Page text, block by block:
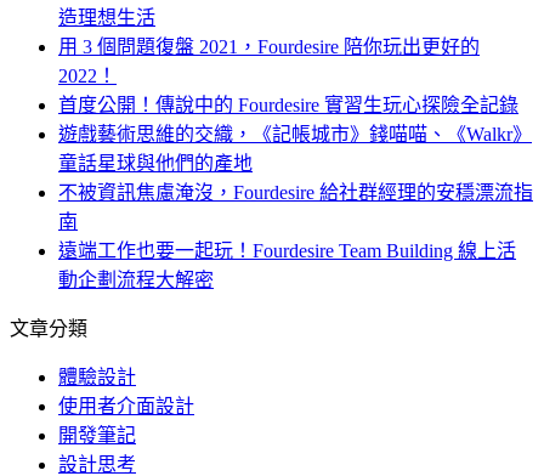
造理想生活
用 3 個問題復盤 2021，Fourdesire 陪你玩出更好的
2022！
首度公開！傳說中的 Fourdesire 實習生玩心探險全記錄
遊戲藝術思維的交織，《記帳城市》錢喵喵、《Walkr》
童話星球與他們的產地
不被資訊焦慮淹沒，Fourdesire 給社群經理的安穩漂流指
南
遠端工作也要一起玩！Fourdesire Team Building 線上活
動企劃流程大解密
文章分類
體驗設計
使用者介面設計
開發筆記
設計思考